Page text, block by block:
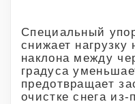
Специальный
снижает нагрузку
наклона между
градуса
предотвращает
очистке снега